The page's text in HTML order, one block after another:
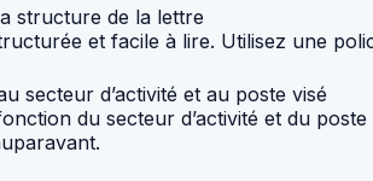
structure de la lettre
et facile à lire. Utilisez une
secteur d’activité et au poste visé
du secteur d’activité et du